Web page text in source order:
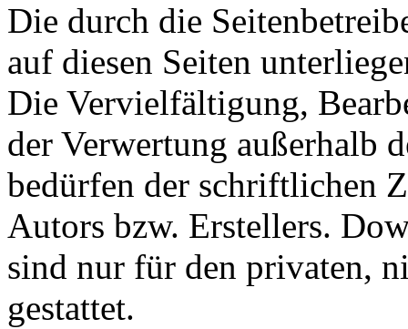
Die durch die
auf diesen Seiten
Die Vervielfältigung,
der Verwertung außerhalb
bedürfen der schriftlichen
Autors bzw. Erstellers.
sind nur für den privaten,
gestattet.